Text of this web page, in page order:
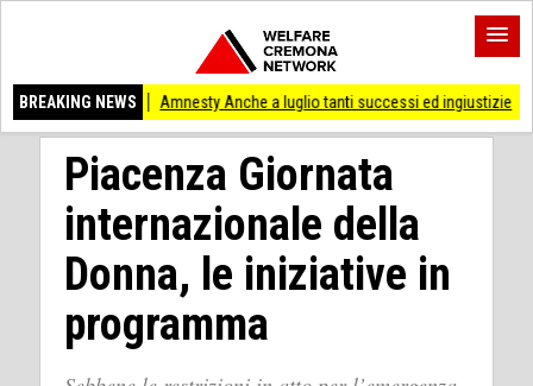
BREAKING NEWS
Amnesty Anche a luglio tanti successi ed ingiustizie Pianeta
Piacenza Giornata
internazionale della
Donna, le iniziative in
programma